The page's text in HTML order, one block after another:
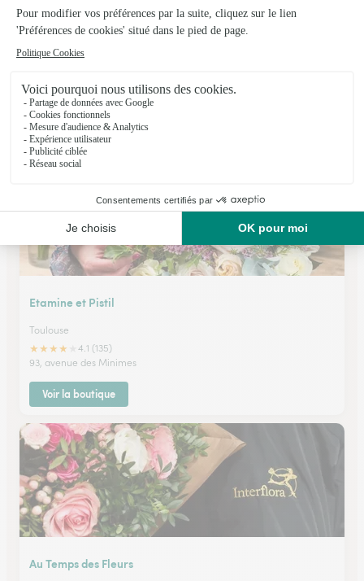
★★ ★★★4.5 (76)
ZAC Grenade Sud Route de Toulouse
Voir la boutique
Etamine et Pistil
Toulouse
★★★★
4.1 (135)
93, avenue des Minimes
Voir la boutique
Au Temps des Fleurs